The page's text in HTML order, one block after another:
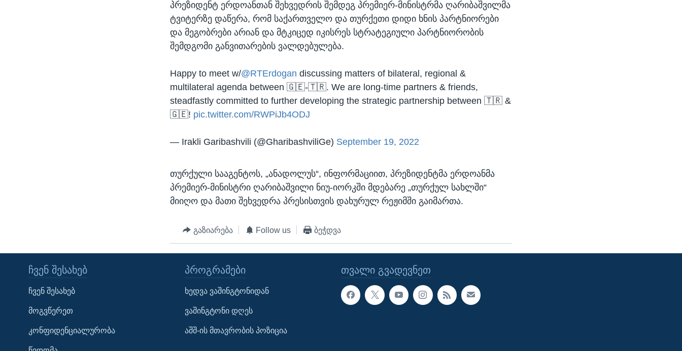
Learning English
ᲗᲕᲐᲚᲘ ᲒᲕᲐᲓᲔᲕᲜᲔᲗ
პრეზიდენტ ერდოანთან შეხვედრის შემდეგ პრემიერ-მინისტრმა ღარიბაშვილმა
ტვიტერზე დაწერა, რომ საქართველო და თურქეთი დიდი ხნის პარტნიორები
და მეგობრები არიან და მტკიცედ იკისრეს სტრატეგიული პარტნიორობის
შემდგომი განვითარების ვალდებულება.
Happy to meet w/@RTErdogan discussing matters of bilateral, regional &
multilateral agenda between 🇬🇪-🇹🇷. We are long-time partners & friends,
steadfastly committed to further developing the strategic partnership between 🇹🇷 &
🇬🇪! pic.twitter.com/RWPiJb4ODJ
— Irakli Garibashvili (@GharibashviliGe) September 19, 2022
თურქული სააგენტოს, „ანადოლუს“, ინფორმაციით, პრეზიდენტმა ერდოანმა
პრემიერ-მინისტრი ღარიბაშვილი ნიუ-იორკში მდებარე „თურქულ სახლში“
მიიღო და მათი შეხვედრა პრესისთვის დახურულ რეჟიმში გაიმართა.
გაზიარება Follow us ბეჭდვა
ᲗᲕᲐᲚᲘ ᲒᲕᲐᲓᲔᲕᲜᲔᲗ
ᲩᲕᲔᲜ ᲨᲔᲡᲐᲮᲔᲑ
ჩვენ შესახებ
მოგვწერეთ
კონფიდენციალურობა
ᲞᲠᲝᲒᲠᲐᲛᲔᲑᲘ
ხედვა ვაშინგტონიდან
ვაშინგტონი დღეს
აშშ-ის მთავრობის პოზიცია